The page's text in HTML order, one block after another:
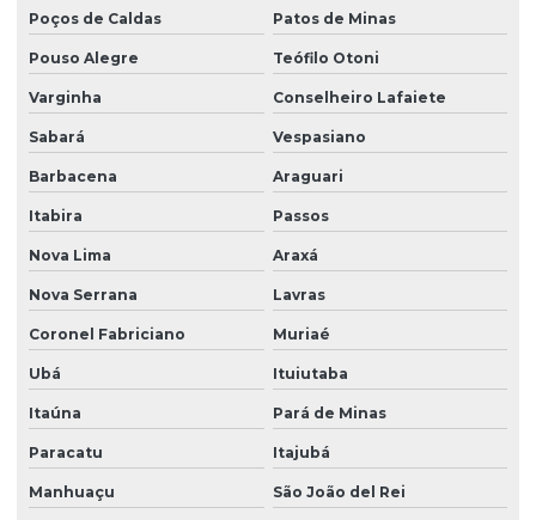
Poços de Caldas Patos de Minas
Pouso Alegre Teófilo Otoni
Varginha Conselheiro Lafaiete
Sabará Vespasiano
Barbacena Araguari
Itabira Passos
Nova Lima Araxá
Nova Serrana Lavras
Coronel Fabriciano Muriaé
Ubá Ituiutaba
Itaúna Pará de Minas
Paracatu Itajubá
Manhuaçu São João del Rei